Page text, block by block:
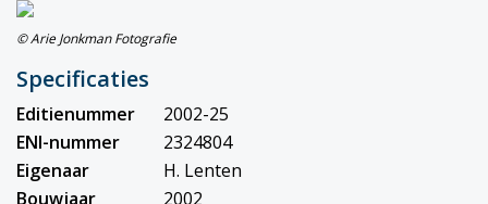
© Arie Jonkman Fotografie
Specificaties
Editienummer
2002-25
ENI-nummer
2324804
Eigenaar
H. Lenten
Bouwjaar
2002